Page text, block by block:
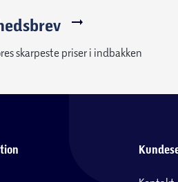
skarpeste priser i indbakken